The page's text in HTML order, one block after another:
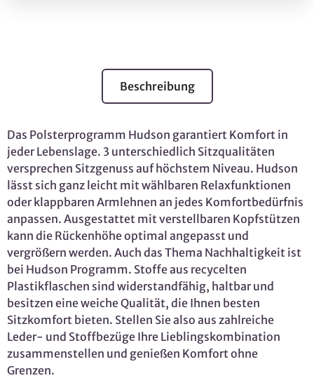
Beschreibung
Das Polsterprogramm Hudson garantiert Komfort in
jeder Lebenslage. 3 unterschiedlich Sitzqualitäten
versprechen Sitzgenuss auf höchstem Niveau. Hudson
lässt sich ganz leicht mit wählbaren Relaxfunktionen
oder klappbaren Armlehnen an jedes Komfortbedürfnis
anpassen. Ausgestattet mit verstellbaren Kopfstützen
kann die Rückenhöhe optimal angepasst und
vergrößern werden. Auch das Thema Nachhaltigkeit ist
bei Hudson Programm. Stoffe aus recycelten
Plastikflaschen sind widerstandfähig, haltbar und
besitzen eine weiche Qualität, die Ihnen besten
Sitzkomfort bieten. Stellen Sie also aus zahlreiche
Leder- und Stoffbezüge Ihre Lieblingskombination
zusammenstellen und genießen Komfort ohne
Grenzen.